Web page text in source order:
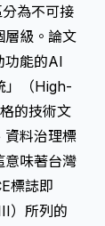
為不可接
層級。論文
功能的AI
」（High-
的技術文
資料治理標
意味著台灣
標誌即
）所列的